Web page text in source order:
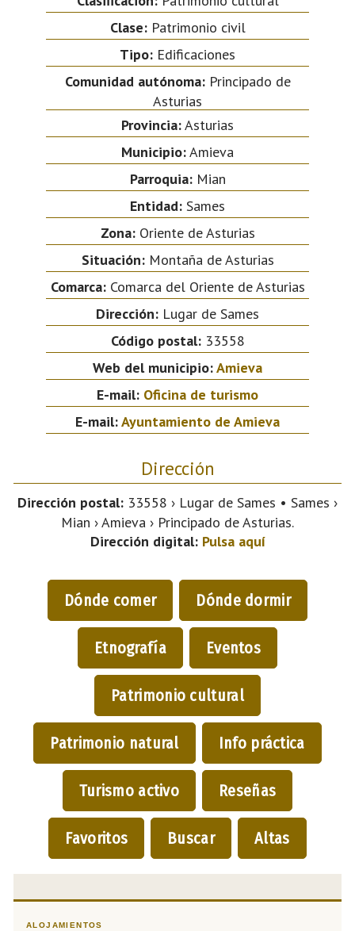
Clase:Patrimonio civil
Tipo: Edificaciones
Comunidad autónoma:Principado de
Asturias
Provincia:Asturias
Municipio:Amieva
Parroquia:Mian
Entidad: Sames
Zona:Oriente de Asturias
Situación:Montaña de Asturias
Comarca:Comarca del Oriente de Asturias
Dirección: Lugar de Sames
Código postal:33558
Web del municipio:Amieva
E-mail: Oficina de turismo
E-mail:Ayuntamiento de Amieva
Dirección
Dirección postal: 33558 › Lugar de Sames • Sames ›
Mian › Amieva › Principado de Asturias.
Dirección digital: Pulsa aquí
Dónde comer Dónde dormir
Etnografía Eventos
Patrimonio cultural
Patrimonio natural Info práctica
Turismo activo Reseñas
Favoritos Buscar Altas